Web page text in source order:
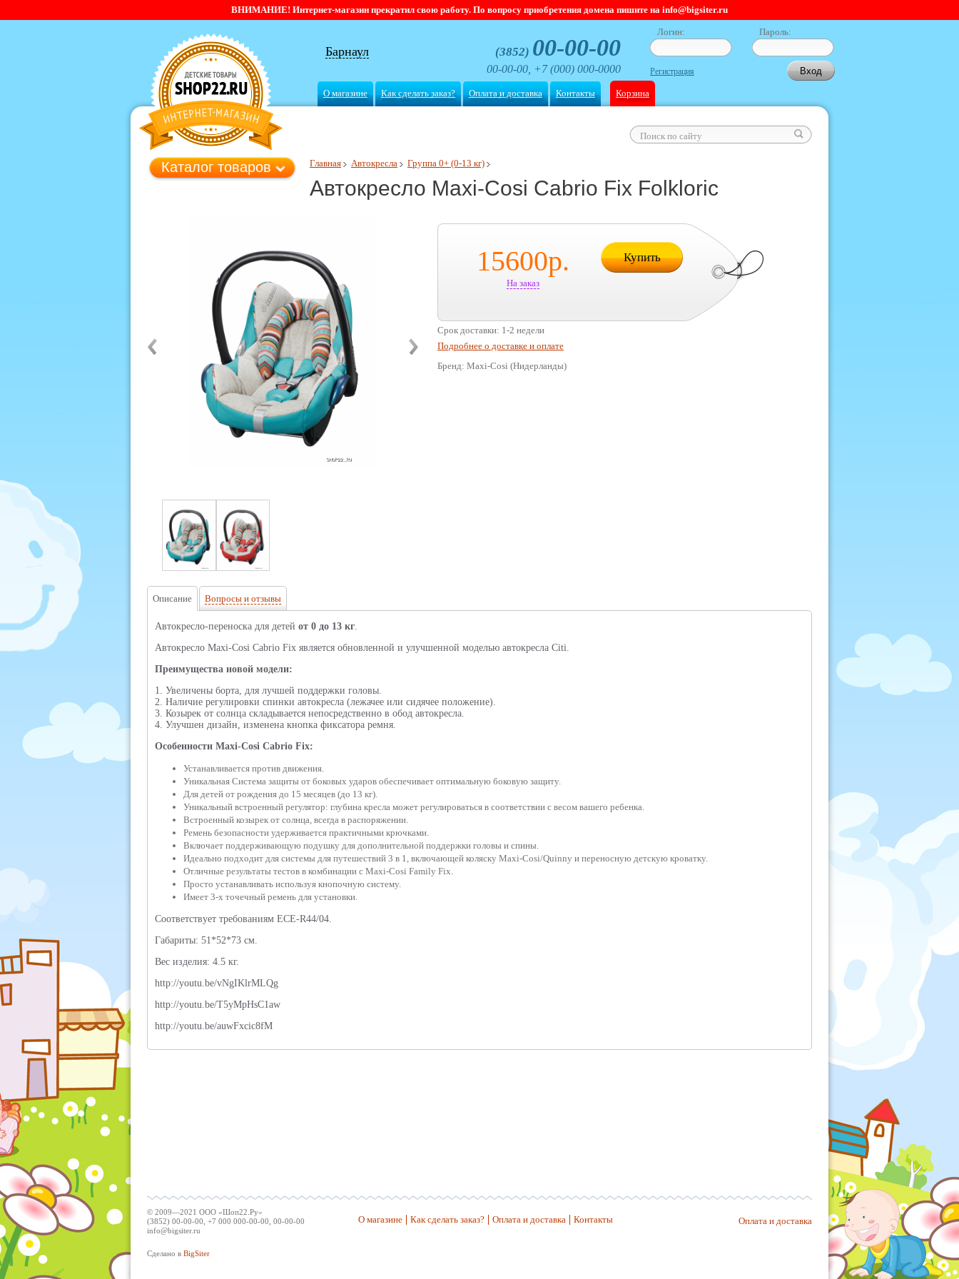
ВНИМАНИЕ! Интернет-магазин прекратил свою работу. По вопросу приобретения домена пишите на info@bigsiter.ru
Барнаул (3852) 00-00-00
00-00-00, +7 (000) 000-0000
Логин: Пароль:
Регистрация
О магазине Как сделать заказ? Оплата и доставка Контакты Корзина
Главная Автокресла Группа 0+ (0-13 кг)
Автокресло Maxi-Cosi Cabrio Fix Folkloric
Каталог товаров
15600р.
На заказ
Купить
Срок доставки: 1-2 недели
Подробнее о доставке и оплате
Бренд: Maxi-Cosi (Нидерланды)
Описание Вопросы и отзывы
Автокресло-переноска для детей от 0 до 13 кг.
Автокресло Maxi-Cosi Cabrio Fix является обновленной и улучшенной моделью автокресла Citi.
Преимущества новой модели:
1. Увеличены борта, для лучшей поддержки головы.
2. Наличие регулировки спинки автокресла (лежачее или сидячее положение).
3. Козырек от солнца складывается непосредственно в обод автокресла.
4. Улучшен дизайн, изменена кнопка фиксатора ремня.
Особенности Maxi-Cosi Cabrio Fix:
Устанавливается против движения.
Уникальная Система защиты от боковых ударов обеспечивает оптимальную боковую защиту.
Для детей от рождения до 15 месяцев (до 13 кг).
Уникальный встроенный регулятор: глубина кресла может регулироваться в соответствии с весом вашего ребенка.
Встроенный козырек от солнца, всегда в распоряжении.
Ремень безопасности удерживается практичными крючками.
Включает поддерживающую подушку для дополнительной поддержки головы и спины.
Идеально подходит для системы для путешествий 3 в 1, включающей коляску Maxi-Cosi/Quinny и переносную детскую кроватку.
Отличные результаты тестов в комбинации с Maxi-Cosi Family Fix.
Просто устанавливать используя кнопочную систему.
Имеет 3-х точечный ремень для установки.
Соответствует требованиям ECE-R44/04.
Габариты: 51*52*73 см.
Вес изделия: 4.5 кг.
http://youtu.be/vNgIKlrMLQg
http://youtu.be/T5yMpHsC1aw
http://youtu.be/auwFxcic8fM
© 2009—2021 ООО «Шоп22.Ру»
(3852) 00-00-00, +7 000 000-00-00, 00-00-00
info@bigsiter.ru
Сделано в BigSiter
О магазине Как сделать заказ? Оплата и доставка Контакты Оплата и доставка